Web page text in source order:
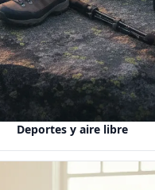
Deportes y aire libre